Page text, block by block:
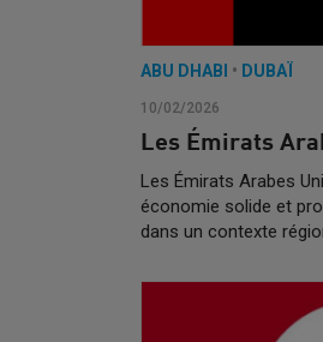
ABU DHABI • DUBAÏ
10/02/2026
Les Émirats
Les Émirats Arabes
économie solide et
dans un contexte